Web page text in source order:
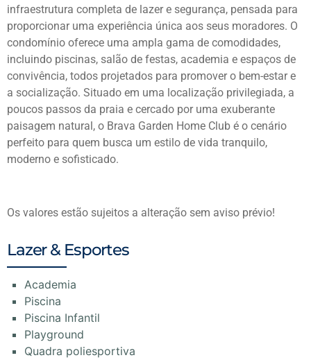
infraestrutura completa de lazer e segurança, pensada para
proporcionar uma experiência única aos seus moradores. O
condomínio oferece uma ampla gama de comodidades,
incluindo piscinas, salão de festas, academia e espaços de
convivência, todos projetados para promover o bem-estar e
a socialização. Situado em uma localização privilegiada, a
poucos passos da praia e cercado por uma exuberante
paisagem natural, o Brava Garden Home Club é o cenário
perfeito para quem busca um estilo de vida tranquilo,
moderno e sofisticado.
Os valores estão sujeitos a alteração sem aviso prévio!
Lazer & Esportes
Academia
Piscina
Piscina Infantil
Playground
Quadra poliesportiva